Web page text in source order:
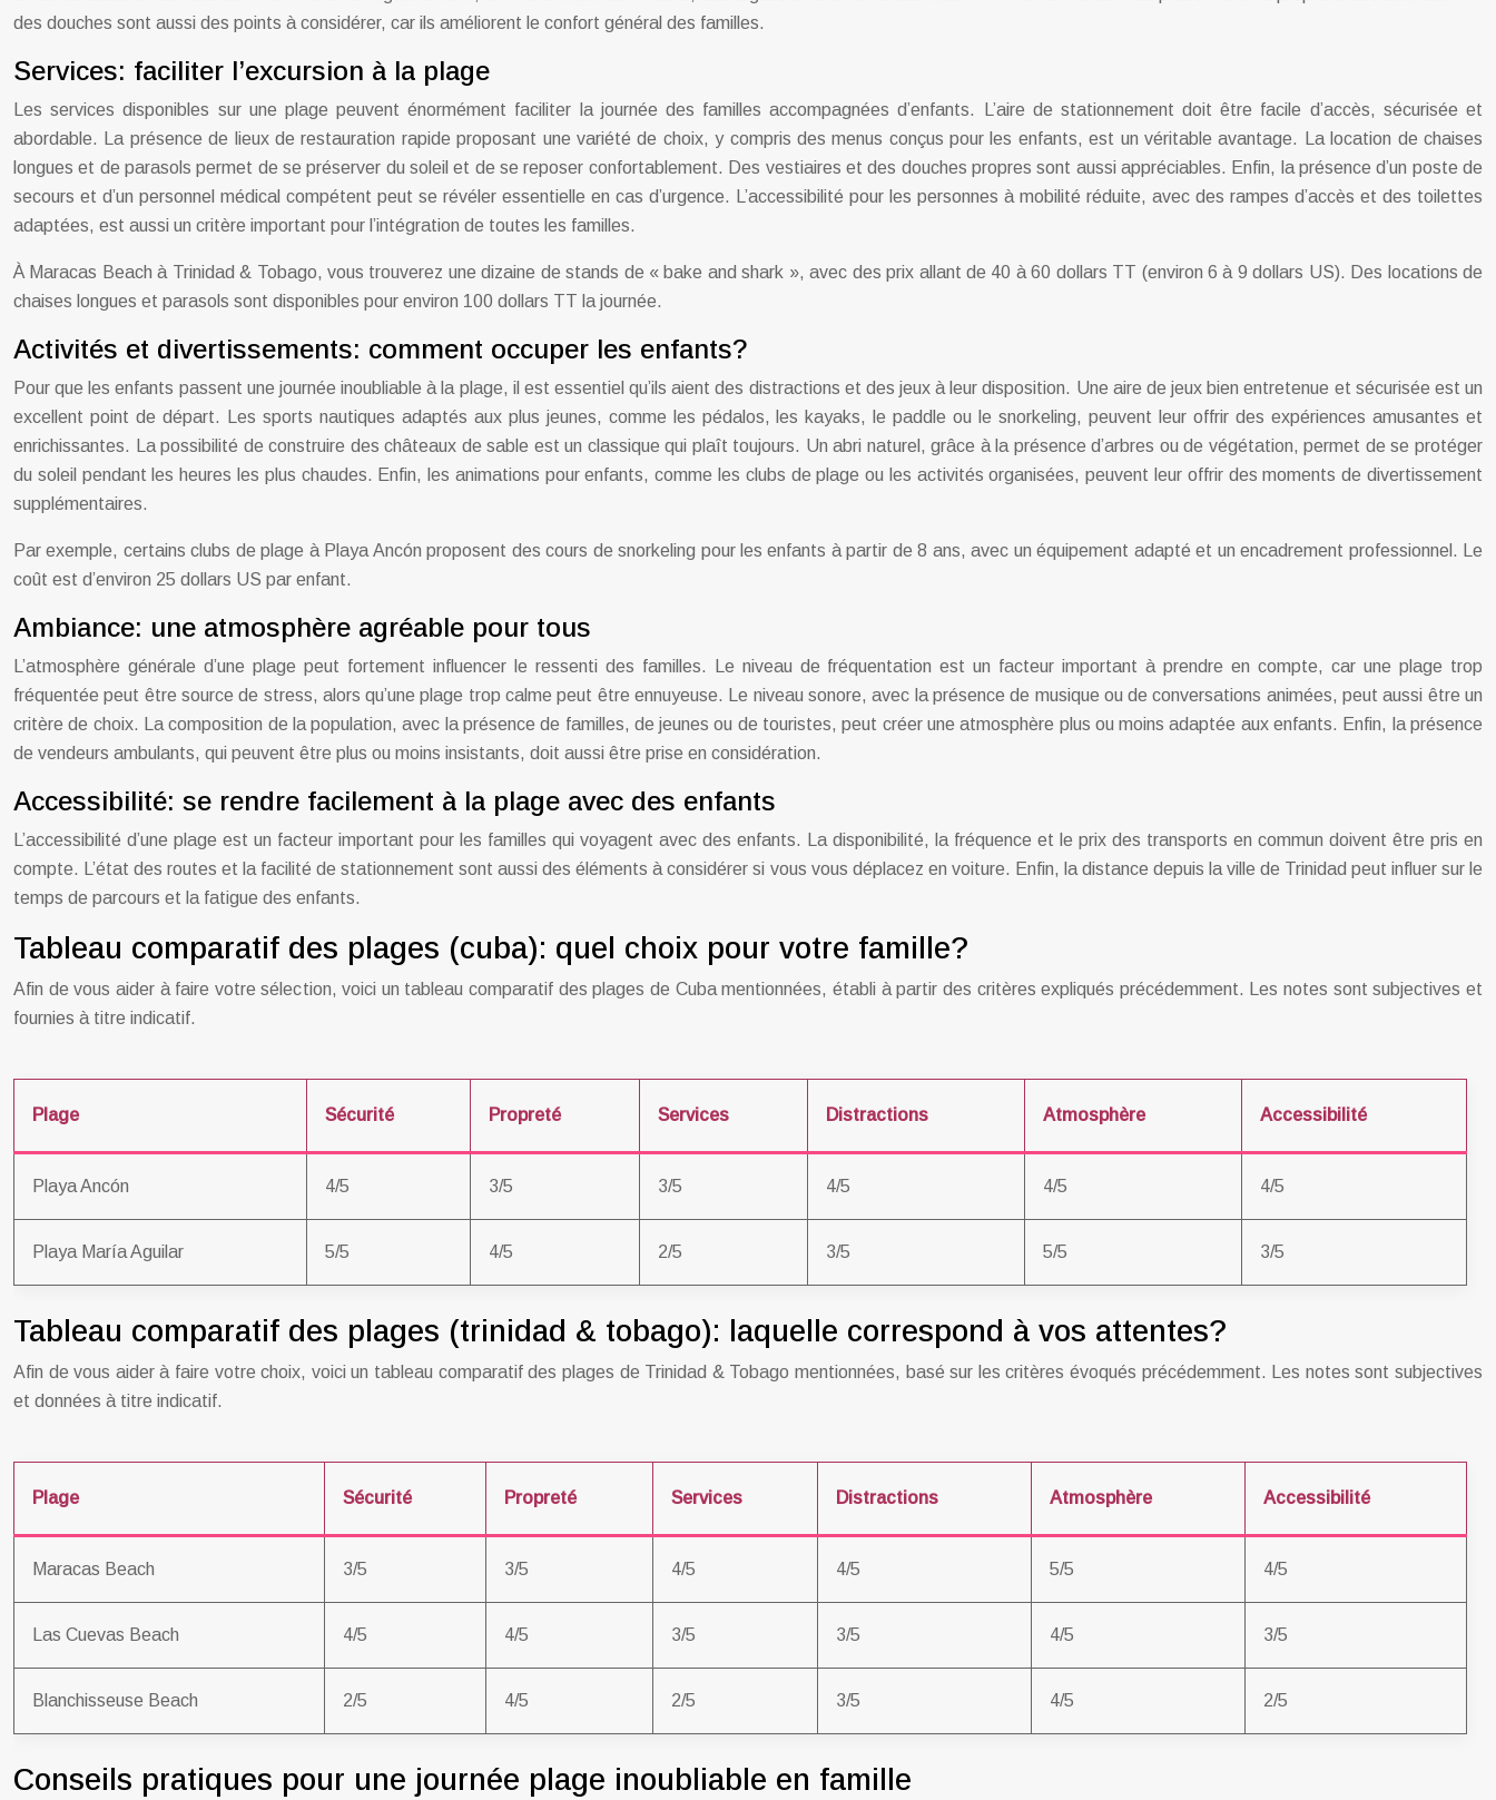
des douches sont aussi des points à considérer, car ils améliorent le confort général des familles.
Services: faciliter l’excursion à la plage
Les services disponibles sur une plage peuvent énormément faciliter la journée des familles accompagnées d’enfants. L’aire de stationnement doit être facile d’accès, sécurisée et
abordable. La présence de lieux de restauration rapide proposant une variété de choix, y compris des menus conçus pour les enfants, est un véritable avantage. La location de chaises
longues et de parasols permet de se préserver du soleil et de se reposer confortablement. Des vestiaires et des douches propres sont aussi appréciables. Enfin, la présence d’un poste de
secours et d’un personnel médical compétent peut se révéler essentielle en cas d’urgence. L’accessibilité pour les personnes à mobilité réduite, avec des rampes d’accès et des toilettes
adaptées, est aussi un critère important pour l’intégration de toutes les familles.
À Maracas Beach à Trinidad & Tobago, vous trouverez une dizaine de stands de « bake and shark », avec des prix allant de 40 à 60 dollars TT (environ 6 à 9 dollars US). Des locations de
chaises longues et parasols sont disponibles pour environ 100 dollars TT la journée.
Activités et divertissements: comment occuper les enfants?
Pour que les enfants passent une journée inoubliable à la plage, il est essentiel qu’ils aient des distractions et des jeux à leur disposition. Une aire de jeux bien entretenue et sécurisée est un
excellent point de départ. Les sports nautiques adaptés aux plus jeunes, comme les pédalos, les kayaks, le paddle ou le snorkeling, peuvent leur offrir des expériences amusantes et
enrichissantes. La possibilité de construire des châteaux de sable est un classique qui plaît toujours. Un abri naturel, grâce à la présence d’arbres ou de végétation, permet de se protéger
du soleil pendant les heures les plus chaudes. Enfin, les animations pour enfants, comme les clubs de plage ou les activités organisées, peuvent leur offrir des moments de divertissement
supplémentaires.
Par exemple, certains clubs de plage à Playa Ancón proposent des cours de snorkeling pour les enfants à partir de 8 ans, avec un équipement adapté et un encadrement professionnel. Le
coût est d’environ 25 dollars US par enfant.
Ambiance: une atmosphère agréable pour tous
L’atmosphère générale d’une plage peut fortement influencer le ressenti des familles. Le niveau de fréquentation est un facteur important à prendre en compte, car une plage trop
fréquentée peut être source de stress, alors qu’une plage trop calme peut être ennuyeuse. Le niveau sonore, avec la présence de musique ou de conversations animées, peut aussi être un
critère de choix. La composition de la population, avec la présence de familles, de jeunes ou de touristes, peut créer une atmosphère plus ou moins adaptée aux enfants. Enfin, la présence
de vendeurs ambulants, qui peuvent être plus ou moins insistants, doit aussi être prise en considération.
Accessibilité: se rendre facilement à la plage avec des enfants
L’accessibilité d’une plage est un facteur important pour les familles qui voyagent avec des enfants. La disponibilité, la fréquence et le prix des transports en commun doivent être pris en
compte. L’état des routes et la facilité de stationnement sont aussi des éléments à considérer si vous vous déplacez en voiture. Enfin, la distance depuis la ville de Trinidad peut influer sur le
temps de parcours et la fatigue des enfants.
Tableau comparatif des plages (cuba): quel choix pour votre famille?
Afin de vous aider à faire votre sélection, voici un tableau comparatif des plages de Cuba mentionnées, établi à partir des critères expliqués précédemment. Les notes sont subjectives et
fournies à titre indicatif.
Plage Sécurité Propreté Services Distractions Atmosphère Accessibilité
Playa Ancón 4/5 3/5 3/5 4/5 4/5 4/5
Playa María Aguilar 5/5 4/5 2/5 3/5 5/5 3/5
Tableau comparatif des plages (trinidad & tobago): laquelle correspond à vos attentes?
Afin de vous aider à faire votre choix, voici un tableau comparatif des plages de Trinidad & Tobago mentionnées, basé sur les critères évoqués précédemment. Les notes sont subjectives
et données à titre indicatif.
Plage Sécurité Propreté Services Distractions Atmosphère Accessibilité
Maracas Beach 3/5 3/5 4/5 4/5 5/5 4/5
Las Cuevas Beach 4/5 4/5 3/5 3/5 4/5 3/5
Blanchisseuse Beach 2/5 4/5 2/5 3/5 4/5 2/5
Conseils pratiques pour une journée plage inoubliable en famille